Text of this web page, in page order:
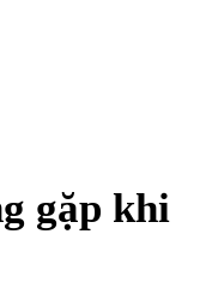
gặp khi